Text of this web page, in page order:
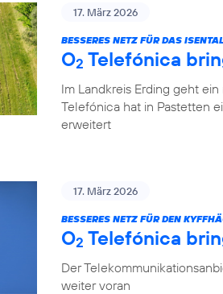
17. März 2026
BESSERES NETZ FÜR DAS
O2 Telefónica
Im Landkreis Erding geht
Telefónica hat in Pastetten
erweitert
17. März 2026
BESSERES NETZ FÜR DEN
O2 Telefónica
Der
weiter voran